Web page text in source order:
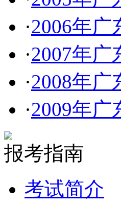
·2006年广
·2007年广
·2008年广
·2009年广
报考指南
考试简介